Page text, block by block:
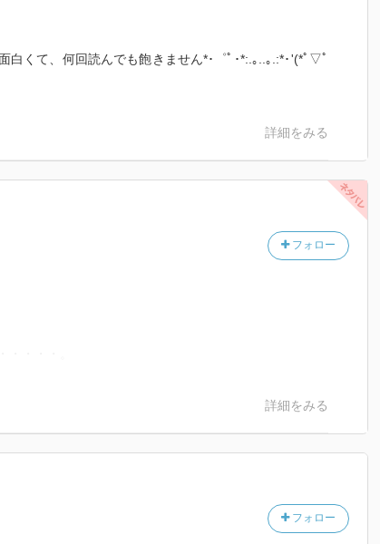
白くて、何回読んでも飽きません*･゜ﾟ･*:.｡..｡.:*･'(*ﾟ▽ﾟ
詳細をみる
フォロー
詳細をみる
フォロー